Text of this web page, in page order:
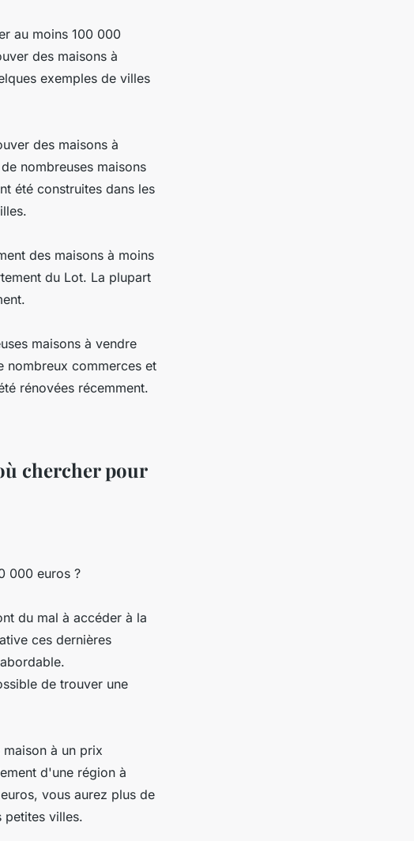
au moins 100 000
des maisons à
exemples de villes
des maisons à
nombreuses maisons
été construites dans les
des maisons à moins
du Lot. La plupart
maisons à vendre
nombreux commerces et
rénovées récemment.
chercher pour
000 euros ?
du mal à accéder à la
ces dernières
de trouver une
à un prix
d'une région à
vous aurez plus de
petites villes.